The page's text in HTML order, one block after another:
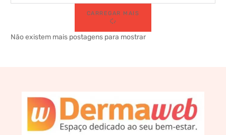
CARREGAR MAIS
Não existem mais postagens para mostrar